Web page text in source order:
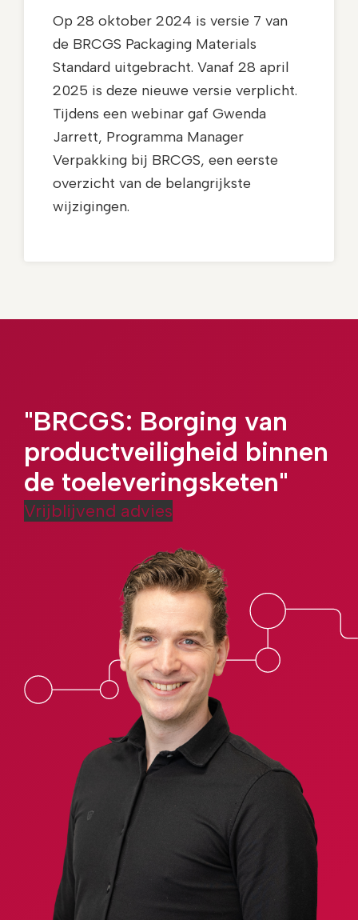
Op 28 oktober 2024 is versie 7 van
de BRCGS Packaging Materials
Standard uitgebracht. Vanaf 28 april
2025 is deze nieuwe versie verplicht.
Tijdens een webinar gaf Gwenda
Jarrett, Programma Manager
Verpakking bij BRCGS, een eerste
overzicht van de belangrijkste
wijzigingen.
"BRCGS: Borging van
productveiligheid binnen
de toeleveringsketen"
Vrijblijvend advies